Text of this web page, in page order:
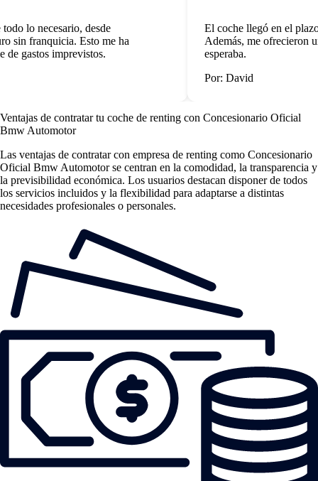
lo necesario, desde
sin franquicia. Esto me ha
gastos imprevistos.
El coche llegó en el
Además, me ofrecieron
esperaba.
Por: David
Ventajas de contratar tu coche de renting con Concesionario Oficial
Bmw Automotor
Las ventajas de contratar con empresa de renting como Concesionario
Oficial Bmw Automotor se centran en la comodidad, la transparencia y
la previsibilidad económica. Los usuarios destacan disponer de todos
los servicios incluidos y la flexibilidad para adaptarse a distintas
necesidades profesionales o personales.